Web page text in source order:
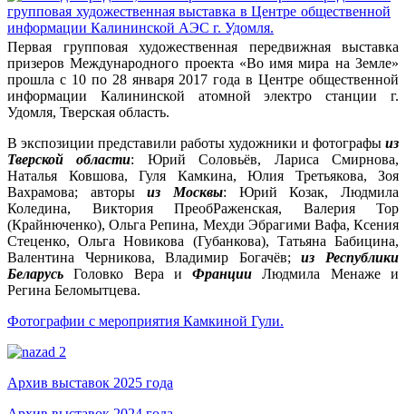
Первая групповая художественная передвижная выставка
призеров Международного проекта «Во имя мира на Земле»
прошла с 10 по 28 января 2017 года в Центре общественной
информации Калининской атомной электро станции г.
Удомля, Тверская область.
В экспозиции представили работы художники и фотографы из
Тверской области: Юрий Соловьёв, Лариса Смирнова,
Наталья Ковшова, Гуля Камкина, Юлия Третьякова, Зоя
Вахрамова; авторыиз Москвы: Юрий Козак, Людмила
Коледина, Виктория ПреобРаженская, Валерия Тор
(Крайнюченко), Ольга Репина, Мехди Эбрагими Вафа, Ксения
Стеценко, Ольга Новикова (Губанкова), Татьяна Бабицина,
Валентина Черникова, Владимир Богачёв;из Республики
Беларусь Головко Вера иФранции Людмила Менаже и
Регина Беломытцева.
Фотографии с мероприятия Камкиной Гули.
Архив выставок 2025 года